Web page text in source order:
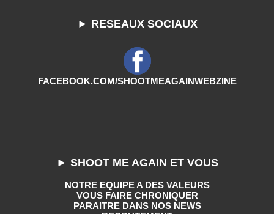
► RESEAUX SOCIAUX
FACEBOOK.COM/SHOOTMEAGAINWEBZINE
► SHOOT ME AGAIN ET VOUS
NOTRE EQUIPE A DES VALEURS
VOUS FAIRE CHRONIQUER
PARAITRE DANS NOS NEWS